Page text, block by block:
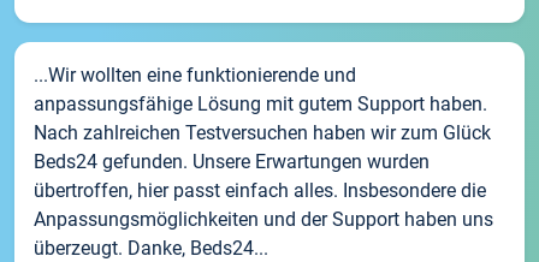
...Wir wollten eine funktionierende und
anpassungsfähige Lösung mit gutem Support haben.
Nach zahlreichen Testversuchen haben wir zum Glück
Beds24 gefunden. Unsere Erwartungen wurden
übertroffen, hier passt einfach alles. Insbesondere die
Anpassungsmöglichkeiten und der Support haben uns
überzeugt. Danke, Beds24...